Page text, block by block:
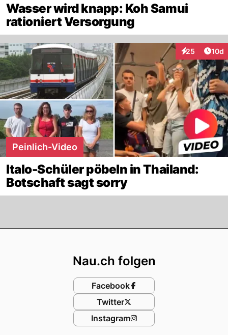
Wasser wird knapp: Koh Samui
rationiert Versorgung
25
Interaktionen
10d
Peinlich-Video
Italo-Schüler pöbeln in Thailand:
Botschaft sagt sorry
Nau.ch folgen
Facebook
Twitter
Instagram